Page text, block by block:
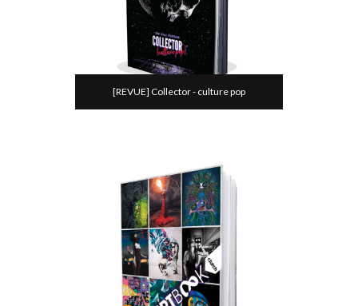
[REVUE] Collector - culture pop